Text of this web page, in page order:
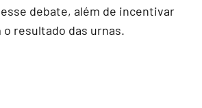
debate, além de incentivar
resultado das urnas.